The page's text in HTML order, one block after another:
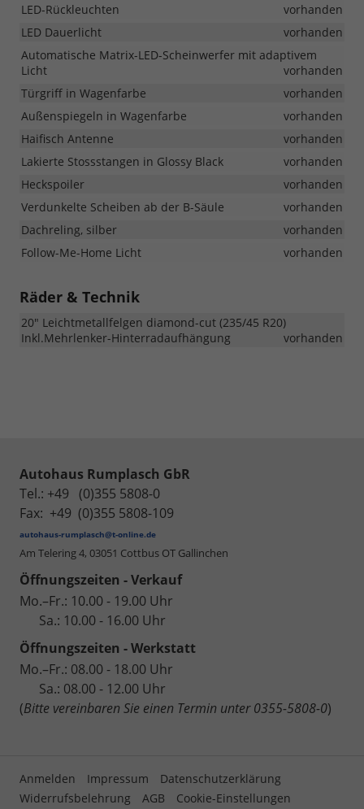
LED-Rückleuchten
vorhanden
LED Dauerlicht
vorhanden
Automatische Matrix-LED-Scheinwerfer mit adaptivem
Licht
vorhanden
Türgriff in Wagenfarbe
vorhanden
Außenspiegeln in Wagenfarbe
vorhanden
Haifisch Antenne
vorhanden
Lakierte Stossstangen in Glossy Black
vorhanden
Heckspoiler
vorhanden
Verdunkelte Scheiben ab der B-Säule
vorhanden
Dachreling, silber
vorhanden
Follow-Me-Home Licht
vorhanden
Räder & Technik
20" Leichtmetallfelgen diamond-cut (235/45 R20)
Inkl.Mehrlenker-Hinterradaufhängung
vorhanden
Autohaus Rumplasch GbR
Tel.: +49 (0)355 5808-0
Fax: +49 (0)355 5808-109
autohaus-rumplasch@t-online.de
Am Telering 4, 03051 Cottbus OT Gallinchen
Öffnungszeiten - Verkauf
Mo.–Fr.: 10.00 - 19.00 Uhr
Sa.: 10.00 - 16.00 Uhr
Öffnungszeiten - Werkstatt
Mo.–Fr.: 08.00 - 18.00 Uhr
Sa.: 08.00 - 12.00 Uhr
(Bitte vereinbaren Sie einen Termin unter 0355-5808-0)
Anmelden Impressum
Datenschutzerklärung
Widerrufsbelehrung
AGB Cookie-Einstellungen